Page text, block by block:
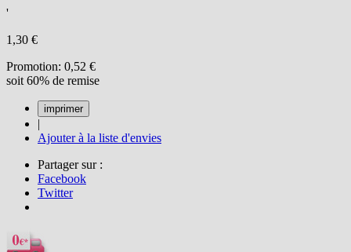
'
1,30 €
Promotion: 0,52 €
soit 60% de remise
|
Ajouter à la liste d'envies
Partager sur :
Facebook
Twitter